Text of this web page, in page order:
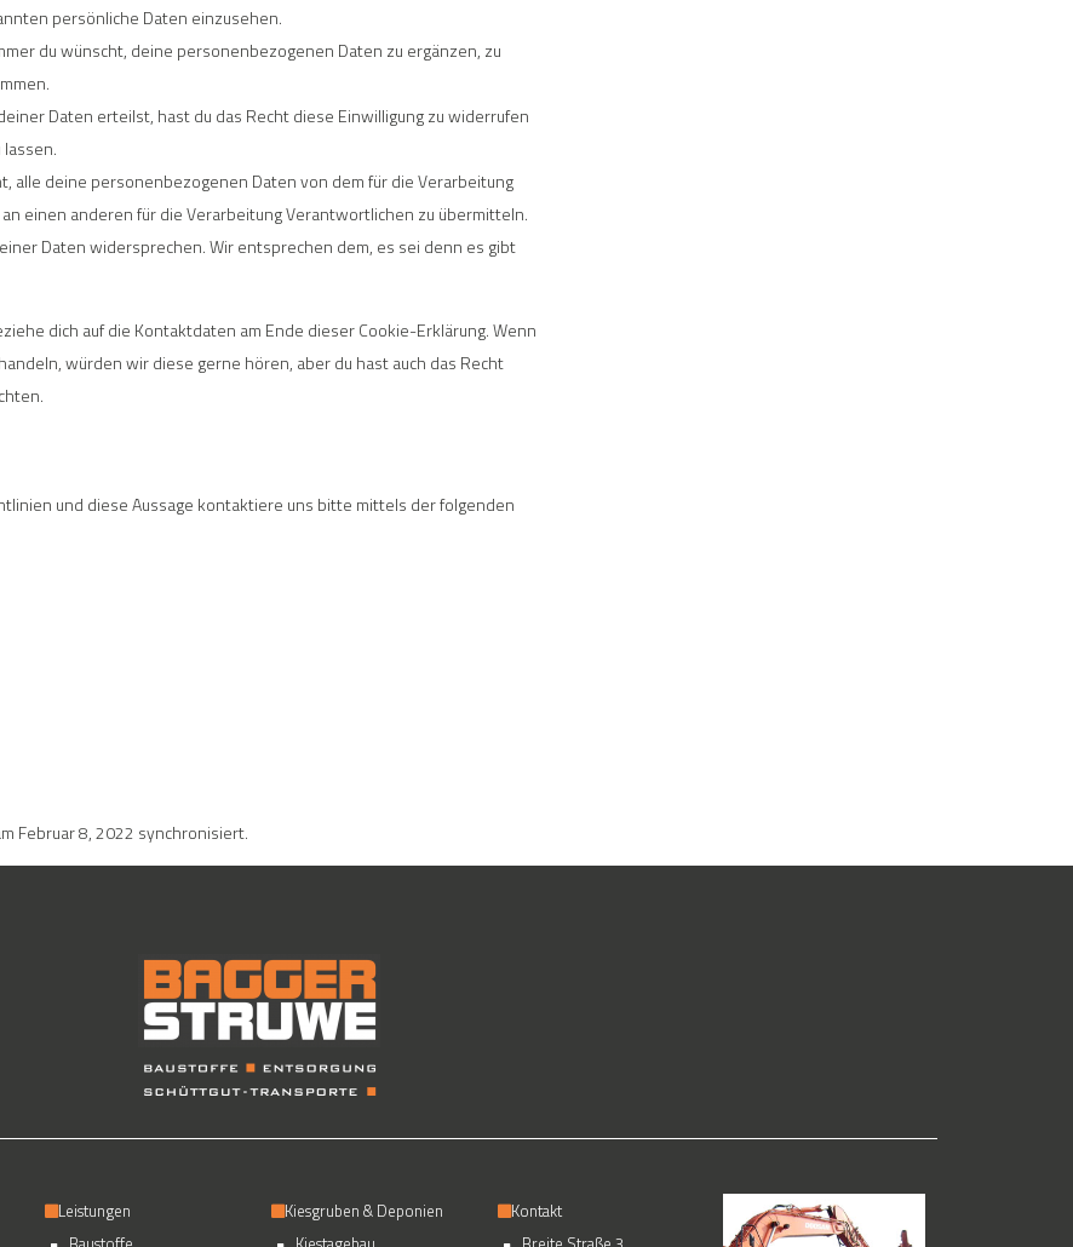
persönliche Daten einzusehen.
du wünscht, deine personenbezogenen Daten zu ergänzen, zu
Daten erteilst, hast du das Recht diese Einwilligung zu widerrufen
alle deine personenbezogenen Daten von dem für die Verarbeitung
einen anderen für die Verarbeitung Verantwortlichen zu übermitteln.
Daten widersprechen. Wir entsprechen dem, es sei denn es gibt
dich auf die Kontaktdaten am Ende dieser Cookie-Erklärung. Wenn
würden wir diese gerne hören, aber du hast auch das Recht
und diese Aussage kontaktiere uns bitte mittels der folgenden
Februar 8, 2022 synchronisiert.
Leistungen
Kiesgruben & Deponien
Kontakt